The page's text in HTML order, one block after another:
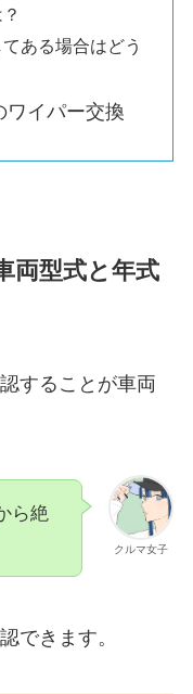
ある場合はどう
ワイパー交換
両型式と年式
することが車両
クルマ女子
ら絶
できます。